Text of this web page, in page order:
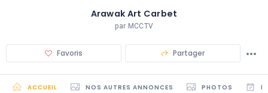
Arawak Art Carbet
par MCCTV
Favoris Partager
ACCUEIL NOS AUTRES ANNONCES PHOTOS